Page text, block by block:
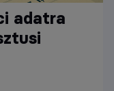
adatra